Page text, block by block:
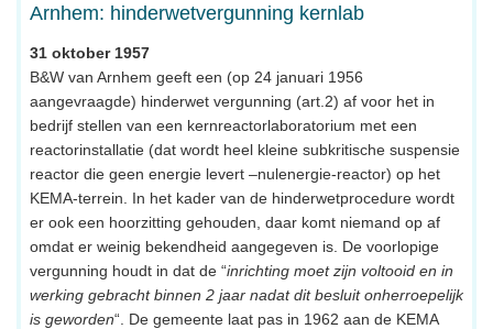
Arnhem: hinderwetvergunning kernlab
31 oktober 1957
B&W van Arnhem geeft een (op 24 januari 1956
aangevraagde) hinderwet vergunning (art.2) af voor het in
bedrijf stellen van een kernreactorlaboratorium met een
reactorinstallatie (dat wordt heel kleine subkritische suspensie
reactor die geen energie levert –nulenergie-reactor) op het
KEMA-terrein. In het kader van de hinderwetprocedure wordt
er ook een hoorzitting gehouden, daar komt niemand op af
omdat er weinig bekendheid aangegeven is. De voorlopige
vergunning houdt in dat de “inrichting moet zijn voltooid en in
werking gebracht binnen 2 jaar nadat dit besluit onherroepelijk
is geworden“. De gemeente laat pas in 1962 aan de KEMA